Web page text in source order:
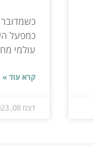
כשמדובר
כמפעל
עולמי
קרא עוד »
דצמ 08, 2023